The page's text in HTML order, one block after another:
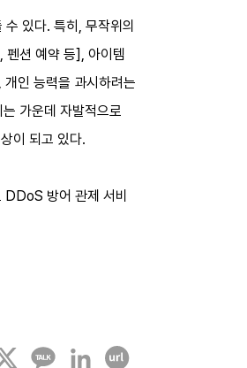
있다. 특히, 무작위의
펜션 예약 등], 아이템
인 능력을 과시하려는
가운데 자발적으로
이 되고 있다.
방어 관제 서비
트위터 카카오톡 링크드인 URL 복사하기